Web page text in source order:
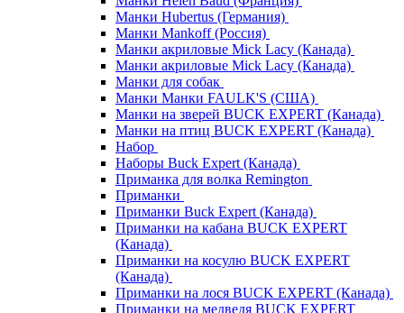
Манки Hubertus (Германия)
Манки Mankoff (Россия)
Манки акриловые Mick Lacy (Канада)
Манки акриловые Mick Lacy (Канада)
Манки для собак
Манки Манки FAULK'S (США)
Манки на зверей BUCK EXPERT (Канада)
Манки на птиц BUCK EXPERT (Канада)
Набор
Наборы Buck Expert (Канада)
Приманка для волка Remington
Приманки
Приманки Buck Expert (Канада)
Приманки на кабана BUCK EXPERT
(Канада)
Приманки на косулю BUCK EXPERT
(Канада)
Приманки на лося BUCK EXPERT (Канада)
Приманки на медведя BUCK EXPERT